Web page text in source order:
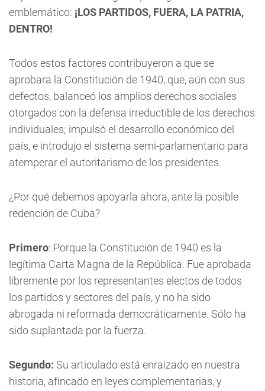
emblemático: ¡LOS PARTIDOS, FUERA, LA PATRIA,
DENTRO!
Todos estos factores contribuyeron a que se
aprobara la Constitución de 1940, que, aún con sus
defectos, balanceó los amplios derechos sociales
otorgados con la defensa irreductible de los derechos
individuales; impulsó el desarrollo económico del
país, e introdujo el sistema semi-parlamentario para
atemperar el autoritarismo de los presidentes.
¿Por qué debemos apoyarla ahora, ante la posible
redención de Cuba?
Primero: Porque la Constitución de 1940 es la
legítima Carta Magna de la República. Fue aprobada
libremente por los representantes electos de todos
los partidos y sectores del país, y no ha sido
abrogada ni reformada democráticamente. Sólo ha
sido suplantada por la fuerza.
Segundo: Su articulado está enraizado en nuestra
historia, afincado en leyes complementarias, y